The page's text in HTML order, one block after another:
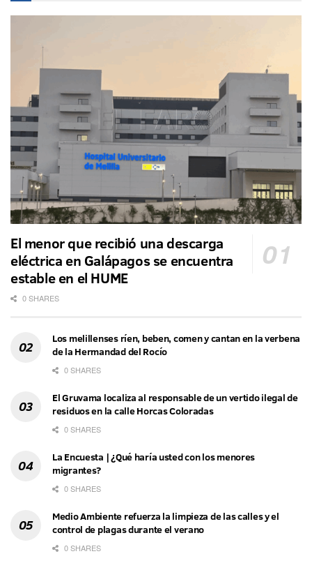
El menor que recibió una descarga
eléctrica en Galápagos se encuentra
estable en el HUME
0 SHARES
Los melillenses ríen, beben, comen y cantan en la verbena
de la Hermandad del Rocío
0 SHARES
El Gruvama localiza al responsable de un vertido ilegal de
residuos en la calle Horcas Coloradas
0 SHARES
La Encuesta | ¿Qué haría usted con los menores
migrantes?
0 SHARES
Medio Ambiente refuerza la limpieza de las calles y el
control de plagas durante el verano
0 SHARES